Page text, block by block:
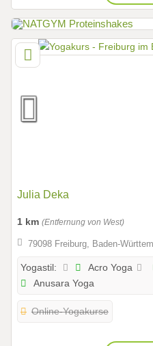
Julia Deka
1 km (Entfernung von West)
79098 Freiburg, Baden-
Yogastil: Acro Yoga
Anusara Yoga
Online-Yogakurse